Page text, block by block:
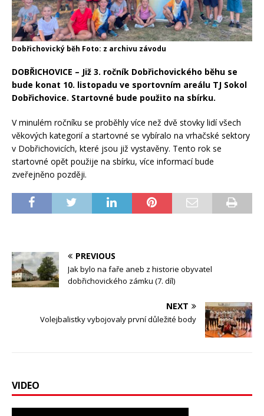
Dobřichovický běh Foto: z archivu závodu
DOBŘICHOVICE – Již 3. ročník Dobřichovického běhu se
bude konat 10. listopadu ve sportovním areálu TJ Sokol
Dobřichovice. Startovné bude použito na sbírku.
V minulém ročníku se proběhly více než dvě stovky lidí všech
věkových kategorií a startovné se vybíralo na vrhačské sektory
v Dobřichovicích, které jsou již vystavěny. Tento rok se
startovné opět použije na sbírku, více informací bude
zveřejněno později.
PREVIOUS
Jak bylo na faře aneb z historie obyvatel
dobřichovického zámku (7. díl)
NEXT
Volejbalistky vybojovaly první důležité body
VIDEO